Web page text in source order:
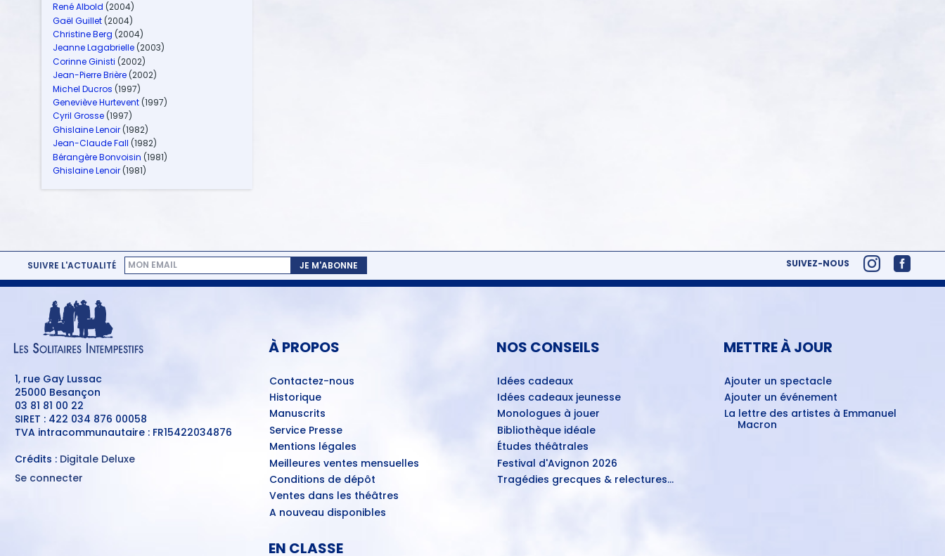
René Albold (2004)
Gaël Guillet (2004)
Christine Berg (2004)
Jeanne Lagabrielle (2003)
Corinne Ginisti (2002)
Jean-Pierre Brière (2002)
Michel Ducros (1997)
Geneviève Hurtevent (1997)
Cyril Grosse (1997)
Ghislaine Lenoir (1982)
Jean-Claude Fall (1982)
Bérangère Bonvoisin (1981)
Ghislaine Lenoir (1981)
SUIVRE L'ACTUALITÉ JE M'ABONNE SUIVEZ-NOUS
1, rue Gay Lussac
25000 Besançon
03 81 81 00 22
SIRET : 422 034 876 00058
TVA intracommunautaire : FR15422034876
Crédits : Digitale Deluxe
MENU
Se connecter
À PROPOS
Contactez-nous
Historique
Manuscrits
Service Presse
Mentions légales
Meilleures ventes mensuelles
Conditions de dépôt
Ventes dans les théâtres
A nouveau disponibles
NOS CONSEILS
Idées cadeaux
Idées cadeaux jeunesse
Monologues à jouer
Bibliothèque idéale
Études théâtrales
Festival d'Avignon 2026
Tragédies grecques & relectures...
METTRE À JOUR
Ajouter un spectacle
Ajouter un événement
La lettre des artistes à Emmanuel
Macron
EN CLASSE